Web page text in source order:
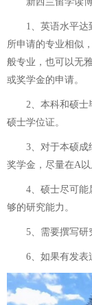
1、英语水平达到
所申请的专业相似
般专业，也可以无
或奖学金的申请。
2、本科和硕士毕
硕士学位证。
3、对于本硕成绩
奖学金，尽量在A以
4、硕士尽可能属
够的研究能力。
5、需要撰写研究
6、如果有发表过